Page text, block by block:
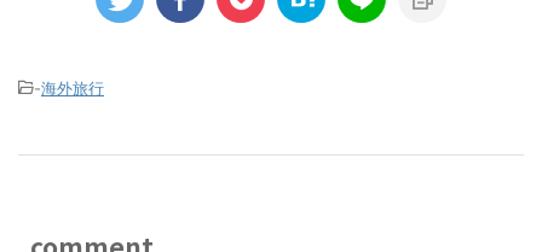
-海外旅行